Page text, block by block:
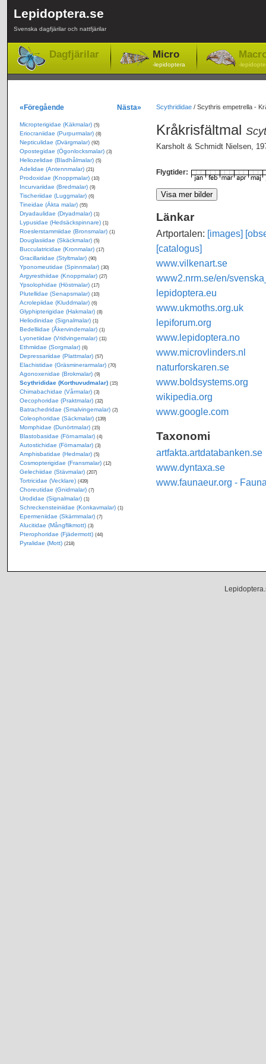
Lepidoptera.se
Svenska dagfjärilar och nattfjärilar
Dagfjärilar Micro
-lepidoptera -
Scythrididae/ Scythris empetrella -
Kråkrisfältmal
Karsholt & Schmidt Nielsen,
Flygtider:
Länkar
Artportalen: [images]
[catalogus]
www.vilkenart.se
www2.nrm.se/en/
lepidoptera.eu
www.ukmoths.org.uk
lepiforum.org
www.lepidoptera.no
www.microvlinders.nl
naturforskaren.se
www.boldsystems.org
wikipedia.org
www.google.com
Taxonomi
artfakta.artdatabanken.se
www.dyntaxa.se
www.faunaeur.org -
«Föregående Nästa»
Micropterigidae (Käkmalar) (5)
Eriocraniidae (Purpurmalar) (8)
Nepticulidae (Dvärgmalar) (92)
Opostegidae (Ögonlocksmalar) (3)
Heliozelidae (Bladhålmalar) (5)
Adelidae (Antennmalar) (21)
Prodoxidae (Knoppmalar) (10)
Incurvariidae (Bredmalar) (9)
Tischeriidae (Luggmalar) (6)
Tineidae (Äkta malar) (55)
Dryadaulidae (Dryadmalar) (1)
Lypusidae (Hedsäckspinnare) (1)
Roeslerstammiidae (Bronsmalar) (1)
Douglasiidae (Skäckmalar) (5)
Bucculatricidae (Kronmalar) (17)
Gracillariidae (Styltmalar) (90)
Yponomeutidae (Spinnmalar) (30)
Argyresthiidae (Knoppmalar) (27)
Ypsolophidae (Höstmalar) (17)
Plutellidae (Senapsmalar) (10)
Acrolepiidae (Kluddmalar) (6)
Glyphipterigidae (Hakmalar) (8)
Heliodinidae (Signalmalar) (1)
Bedelliidae (Åkervindemalar) (1)
Lyonetiidae (Vridvingemalar) (11)
Ethmiidae (Sorgmalar) (6)
Depressariidae (Plattmalar) (57)
Elachistidae (Gräsminerarmalar) (70)
Agonoxenidae (Brokmalar) (9)
Scythrididae (Korthuvudmalar) (15)
Chimabachidae (Vårmalar) (3)
Oecophoridae (Praktmalar) (32)
Batrachedridae (Smalvingemalar) (2)
Coleophoridae (Säckmalar) (139)
Momphidae (Dunörtmalar) (15)
Blastobasidae (Förnamalar) (4)
Autostichidae (Förnamalar) (3)
Amphisbatidae (Hedmalar) (5)
Cosmopterigidae (Fransmalar) (12)
Gelechiidae (Stävmalar) (207)
Tortricidae (Vecklare) (439)
Choreutidae (Gnidmalar) (7)
Urodidae (Signalmalar) (1)
Schreckensteiniidae (Konkavmalar) (1)
Epermeniidae (Skärmmalar) (7)
Alucitidae (Mångflikmott) (3)
Pterophoridae (Fjädermott) (44)
Pyralidae (Mott) (218)